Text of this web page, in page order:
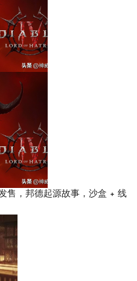
售，邦德起源故事，沙盒 + 线